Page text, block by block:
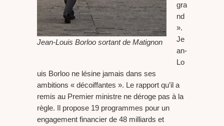
Jean-Louis Borloo sortant de Matignon
gra
nd
».
Je
an-
Lo
uis Borloo ne lésine jamais dans ses
ambitions « décoiffantes ». Le rapport qu’il a
remis au Premier ministre ne déroge pas à la
règle. Il propose 19 programmes pour un
engagement financier de 48 milliards et